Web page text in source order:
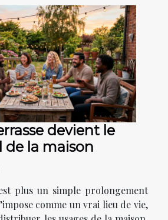
devient le
la maison
plus un simple prolongement
comme un vrai lieu de vie,